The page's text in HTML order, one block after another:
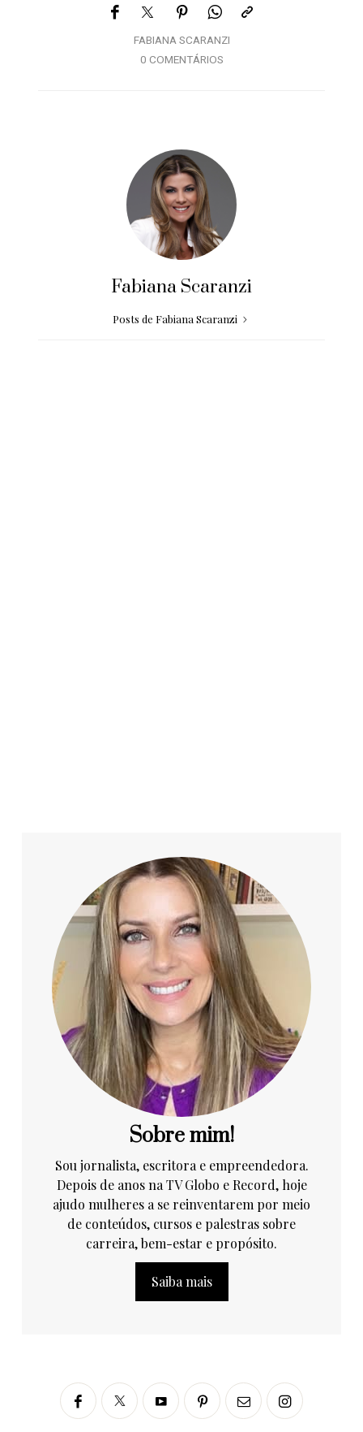
FABIANA SCARANZI
0 COMENTÁRIOS
Fabiana Scaranzi
Posts de Fabiana Scaranzi
Sobre mim!
Sou jornalista, escritora e empreendedora.
Depois de anos na TV Globo e Record, hoje
ajudo mulheres a se reinventarem por meio
de conteúdos, cursos e palestras sobre
carreira, bem-estar e propósito.
Saiba mais